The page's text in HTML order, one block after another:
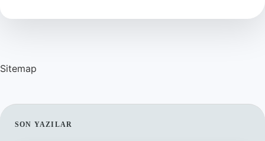
?
Sitemap
SIDEBAR
SON YAZILAR